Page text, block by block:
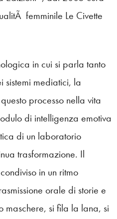
femminile Le Civette
in cui si parla tanto
sistemi mediatici, la
processo nella vita
di intelligenza emotiva
di un laboratorio
trasformazione. Il
in un ritmo
orale di storie e
maschere, si fila la lana, si